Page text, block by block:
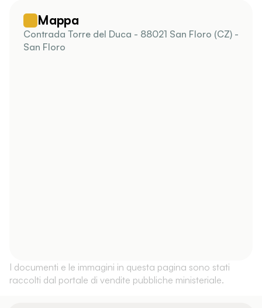
Mappa
Contrada Torre del Duca - 88021 San Floro (CZ) -
San Floro
I documenti e le immagini in questa pagina sono stati
raccolti dal portale di vendite pubbliche ministeriale.